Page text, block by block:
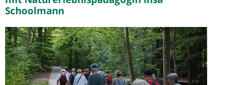
Schoolmann